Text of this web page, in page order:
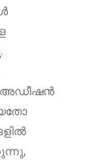
അഡീഷൻ